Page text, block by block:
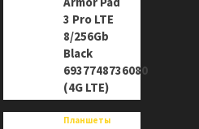
3 Pro LTE
8/256Gb
Black
6937748736080
(4G LTE)
Планшеты